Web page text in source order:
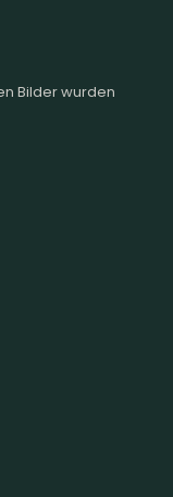
Bilder wurden